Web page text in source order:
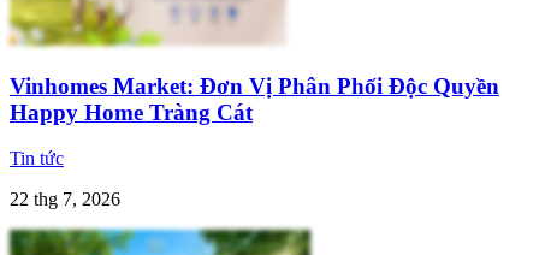
Vinhomes Market: Đơn Vị Phân Phối Độc Quyền
Happy Home Tràng Cát
Tin tức
22 thg 7, 2026